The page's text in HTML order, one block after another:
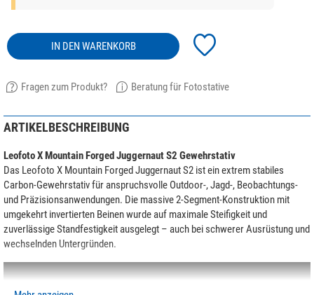
IN DEN WARENKORB
Fragen zum Produkt? Beratung für Fotostative
ARTIKELBESCHREIBUNG
Leofoto X Mountain Forged Juggernaut S2 Gewehrstativ
Das Leofoto X Mountain Forged Juggernaut S2 ist ein extrem stabiles
Carbon-Gewehrstativ für anspruchsvolle Outdoor-, Jagd-, Beobachtungs-
und Präzisionsanwendungen. Die massive 2-Segment-Konstruktion mit
umgekehrt invertierten Beinen wurde auf maximale Steifigkeit und
zuverlässige Standfestigkeit ausgelegt – auch bei schwerer Ausrüstung und
wechselnden Untergründen.